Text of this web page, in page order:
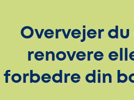
Overvejer
renovere
forbedre din